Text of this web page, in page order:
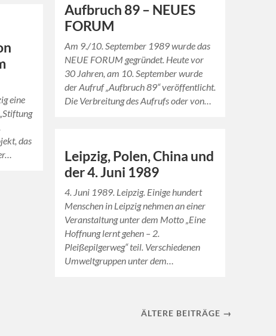
Aufbruch 89 – NEUES
FORUM
Am 9./10. September 1989 wurde das
NEUE FORUM gegründet. Heute vor
30 Jahren, am 10. September wurde
der Aufruf „Aufbruch 89“ veröffentlicht.
Die Verbreitung des Aufrufs oder von…
eine
das
Leipzig, Polen, China und
der 4. Juni 1989
4. Juni 1989. Leipzig. Einige hundert
Menschen in Leipzig nehmen an einer
Veranstaltung unter dem Motto „Eine
Hoffnung lernt gehen – 2.
Pleißepilgerweg“ teil. Verschiedenen
Umweltgruppen unter dem…
ÄLTERE BEITRÄGE →